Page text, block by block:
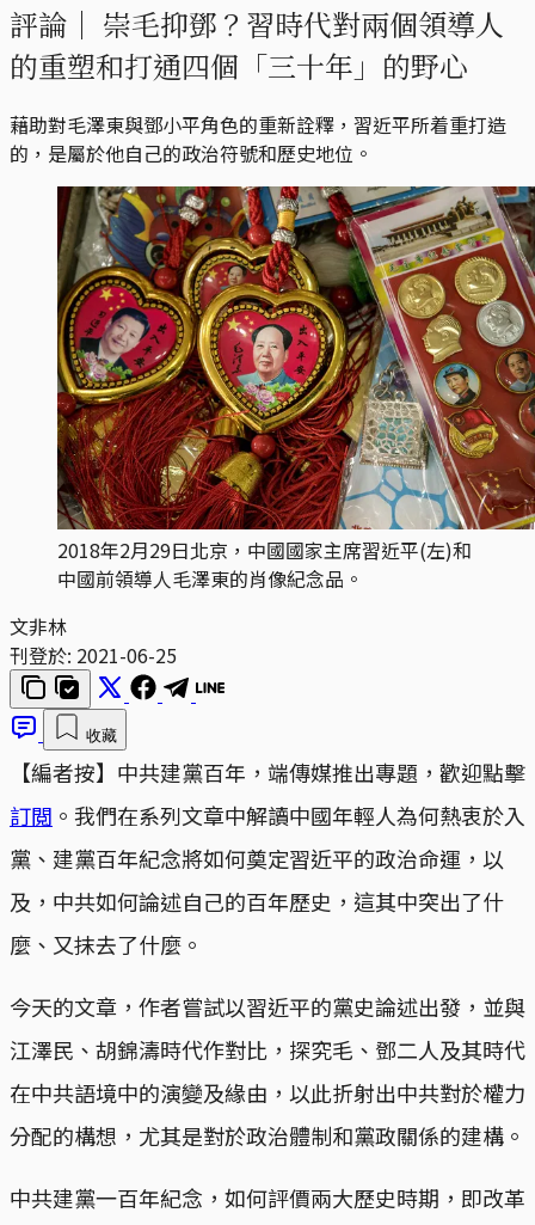
評論｜ 崇毛抑鄧？習時代對兩個領導人
的重塑和打通四個「三十年」的野心
藉助對毛澤東與鄧小平角色的重新詮釋，習近平所着重打造
的，是屬於他自己的政治符號和歷史地位。
2018年2月29日北京，中國國家主席習近平(左)和
中國前領導人毛澤東的肖像紀念品。
文非林
刊登於: 2021-06-25
收藏
【編者按】中共建黨百年，端傳媒推出專題，歡迎點擊
訂閲 。我們在系列文章中解讀中國年輕人為何熱衷於入
黨、建黨百年紀念將如何奠定習近平的政治命運，以
及，中共如何論述自己的百年歷史，這其中突出了什
麼、又抹去了什麼。
今天的文章，作者嘗試以習近平的黨史論述出發，並與
江澤民、胡錦濤時代作對比，探究毛、鄧二人及其時代
在中共語境中的演變及緣由，以此折射出中共對於權力
分配的構想，尤其是對於政治體制和黨政關係的建構。
中共建黨一百年紀念，如何評價兩大歷史時期，即改革